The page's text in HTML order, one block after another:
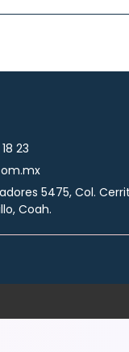
23
5475, Col.
Coah.